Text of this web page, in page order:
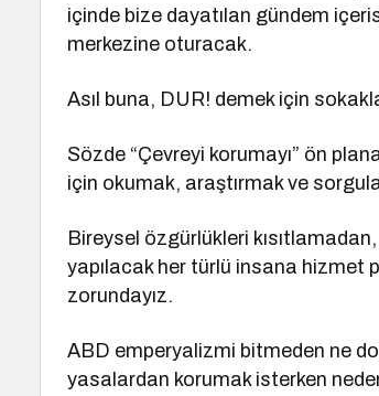
içinde bize dayatılan gündem
merkezine oturacak.
Asıl buna, DUR! demek için
Sözde “Çevreyi korumayı” ön
için okumak, araştırmak ve
Bireysel özgürlükleri
yapılacak her türlü insana hizmet
zorundayız.
ABD emperyalizmi bitmeden ne
yasalardan korumak isterken